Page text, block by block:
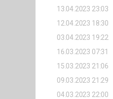
13.04.2023 23:03
12.04.2023 18:30
03.04.2023 19:22
16.03.2023 07:31
15.03.2023 21:06
09.03.2023 21:29
04.03.2023 22:00